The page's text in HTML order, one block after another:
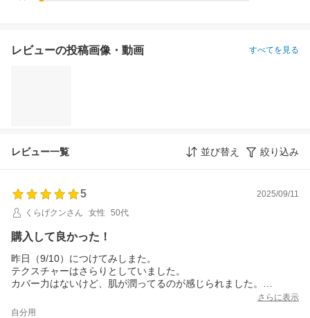
レビューの投稿画像・動画 すべてを見る
レビュー一覧 並び替え 絞り込み
5
2025/09/11
くらげクンさん
女性 50代
購入して良かった！
昨日（9/10）につけてみしまた。
テクスチャーはさらりとしていました。
カバー力はないけど、肌が潤ってるのが感じられました。
これをつけた後にETVOSのコンシーラーを部分使い→パウダーを
つける、これで充分でした（私はナチュラルメイク派なのでこの
さらに表示
自分用